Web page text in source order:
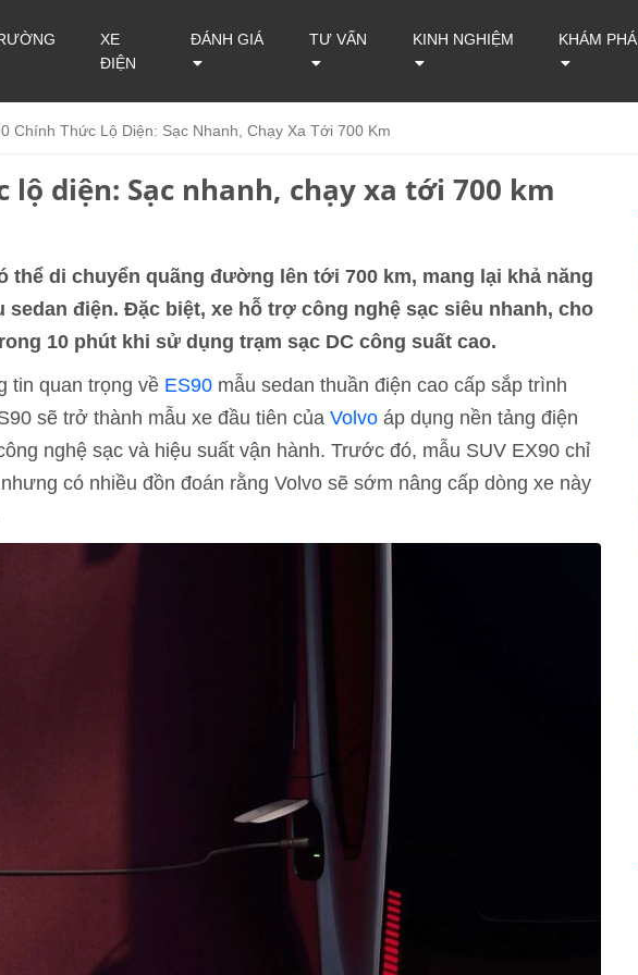
XE
ĐIỆN
ĐÁNH GIÁ TƯ VẤN KINH NGHIỆM KHÁM PHÁ
Chính Thức Lộ Diện: Sạc Nhanh, Chạy Xa Tới 700 Km
lộ diện: Sạc nhanh, chạy xa tới 700 km
thể di chuyển quãng đường lên tới 700 km, mang lại khả năng
điện. Đặc biệt, xe hỗ trợ công nghệ sạc siêu nhanh, cho
10 phút khi sử dụng trạm sạc DC công suất cao.
tin quan trọng về ES90 mẫu sedan thuần điện cao cấp sắp trình
sẽ trở thành mẫu xe đầu tiên của Volvo áp dụng nền tảng điện
nghệ sạc và hiệu suất vận hành. Trước đó, mẫu SUV EX90 chỉ
có nhiều đồn đoán rằng Volvo sẽ sớm nâng cấp dòng xe này